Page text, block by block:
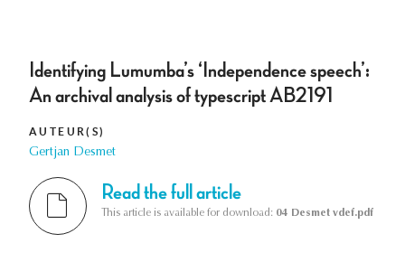
Identifying Lumumba’s ‘Independence speech’:
An archival analysis of typescript AB2191
AUTEUR(S)
Gertjan Desmet
Read the full article
This article is available for download: 04 Desmet vdef.pdf